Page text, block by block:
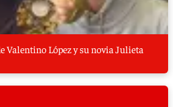
Valentino López y su novia Julieta